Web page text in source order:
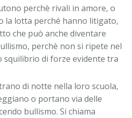
perchè rivali in amore, o
la lotta perché hanno litigato,
che può anche diventare
perchè non si ripete nel
squilibrio di forze evidente tra
di notte nella loro scuola,
o portano via delle
bullismo. Si chiama